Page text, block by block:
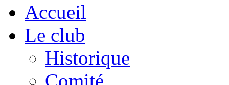
Accueil
Le club
Historique
Comité